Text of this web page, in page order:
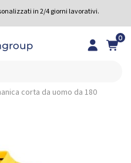
in 2/4 giorni lavorativi.
0
corta da uomo da 180